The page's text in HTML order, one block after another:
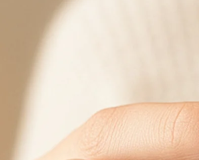
4,8 (basierend auf +15.000 Bewertungen)
Montag - Freitag : 8:30 - 17:00 Uhr
Samstag - Sonntag : 8:30 - 13:00 Uhr